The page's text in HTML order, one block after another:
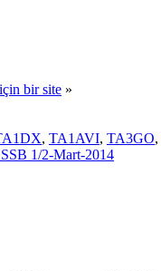
bir site »
, TA1AVI, TA3GO,
1/2-Mart-2014